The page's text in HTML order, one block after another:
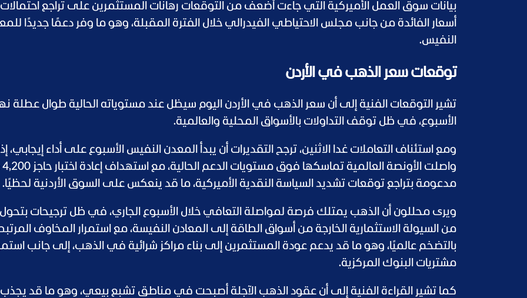
بيانات سوق العمل الأميركية التي جاءت أضعف من التوقعات رهانات المستثمرين على تراجع
أسعار الفائدة من جانب مجلس الاحتياطي الفيدرالي خلال الفترة المقبلة، وهو ما وفر دعمًا جديدًا
النفيس.
توقعات سعر الذهب في الأردن
تشير التوقعات الفنية إلى أن سعر الذهب في الأردن اليوم سيظل عند مستوياته الحالية طوال عطلة
الأسبوع، في ظل توقف التداولات بالأسواق المحلية والعالمية.
ومع استئناف التعاملات غدا الاثنين، ترجح التقديرات أن يبدأ المعدن النفيس الأسبوع على أداء إيجابي، إذا
مدعومة بتراجع توقعات تشديد السياسة النقدية الأميركية، ما قد ينعكس على السوق الأردنية لحظيًا.
ويرى محللون أن الذهب يمتلك فرصة لمواصلة التعافي خلال الأسبوع الجاري، في ظل ترجيحات
من السيولة الاستثمارية الخارجة من أسواق الطاقة إلى المعادن النفيسة، مع استمرار المخاوف
بالتضخم عالميًا، وهو ما قد يدعم عودة المستثمرين إلى بناء مراكز شرائية في الذهب، إلى جانب
مشتريات البنوك المركزية.
كما تشير القراءة الفنية إلى أن عقود الذهب الآجلة أصبحت في مناطق تشبع بيعي، وهو ما قد